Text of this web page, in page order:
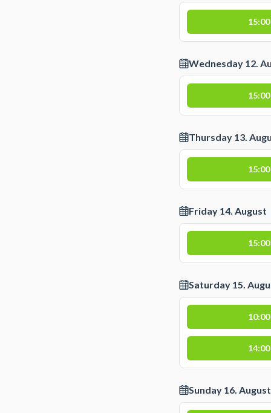
15:00
Wednesday 12.
15:00
Thursday 13.
15:00
Friday 14. August
15:00
Saturday 15.
10:00
14:00
Sunday 16. August